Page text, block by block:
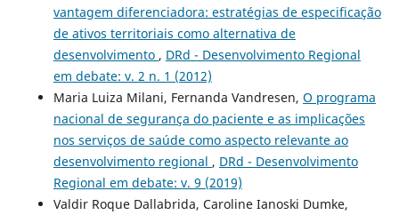
vantagem diferenciadora: estratégias de especificação
de ativos territoriais como alternativa de
desenvolvimento , DRd - Desenvolvimento Regional
em debate: v. 2 n. 1 (2012)
Maria Luiza Milani, Fernanda Vandresen, O programa
nacional de segurança do paciente e as implicações
nos serviços de saúde como aspecto relevante ao
desenvolvimento regional , DRd - Desenvolvimento
Regional em debate: v. 9 (2019)
Valdir Roque Dallabrida, Caroline Ianoski Dumke,